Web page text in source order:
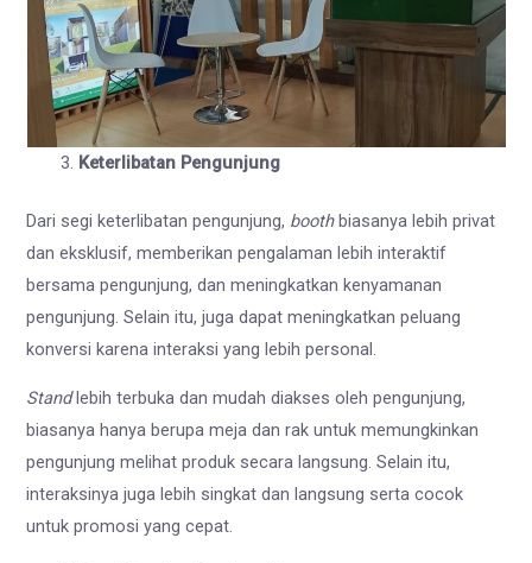
Keterlibatan Pengunjung
Dari segi keterlibatan pengunjung, boothbiasanya lebih privat
dan eksklusif, memberikan pengalaman lebih interaktif
bersama pengunjung, dan meningkatkan kenyamanan
pengunjung. Selain itu, juga dapat meningkatkan peluang
konversi karena interaksi yang lebih personal.
Standlebih terbuka dan mudah diakses oleh pengunjung,
biasanya hanya berupa meja dan rak untuk memungkinkan
pengunjung melihat produk secara langsung. Selain itu,
interaksinya juga lebih singkat dan langsung serta cocok
untuk promosi yang cepat.